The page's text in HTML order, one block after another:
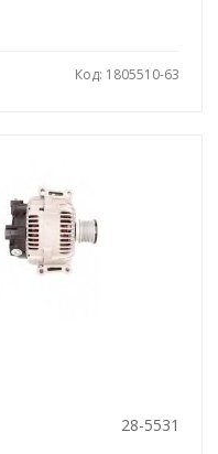
Код: 1805510-63
28-5531